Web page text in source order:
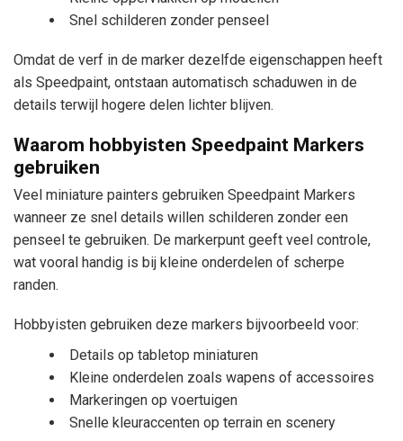
Snel schilderen zonder penseel
Omdat de verf in de marker dezelfde eigenschappen heeft
als Speedpaint, ontstaan automatisch schaduwen in de
details terwijl hogere delen lichter blijven.
Waarom hobbyisten Speedpaint Markers
gebruiken
Veel miniature painters gebruiken Speedpaint Markers
wanneer ze snel details willen schilderen zonder een
penseel te gebruiken. De markerpunt geeft veel controle,
wat vooral handig is bij kleine onderdelen of scherpe
randen.
Hobbyisten gebruiken deze markers bijvoorbeeld voor:
Details op tabletop miniaturen
Kleine onderdelen zoals wapens of accessoires
Markeringen op voertuigen
Snelle kleuraccenten op terrain en scenery